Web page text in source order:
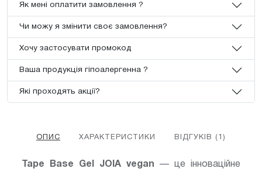
Як мені оплатити замовлення ?
Чи можу я змінити своє замовлення?
Хочу застосувати промокод
Ваша продукція гіпоалергенна ?
Які проходять акції?
ОПИС ХАРАКТЕРИСТИКИ ВІДГУКІВ (1)
Tape Base Gel JOIA vegan — це інноваційне